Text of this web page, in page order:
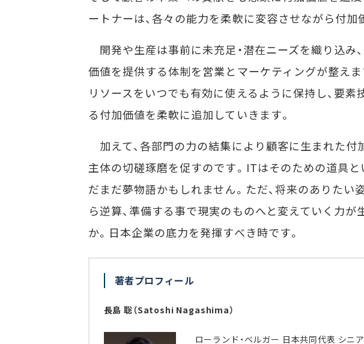
ートナーは、各々の能力を柔軟に変容させながら付加
開発や生産は事前に未充足・潜在ニーズを織り込み
価値を提供する体制を営業とマーケティングが整えま
リソースをいつでも有効に使えるように保持し、要
る付加価値を柔軟に追加していきます。
加えて、各部門の力の結集により顧客に生まれた付
主体の切磋琢磨を促すのです。ITはそのための道具
だまだ夢物語かもしれません。ただ、将来のありたい
ら逆算、準備する事で現実のものへと変えていく力が
か。日本企業の底力を発揮すべき時です。
著者プロフィール
長島 聡（Satoshi Nagashima）
ローランド・ベルガー 日本共同代表 シニ